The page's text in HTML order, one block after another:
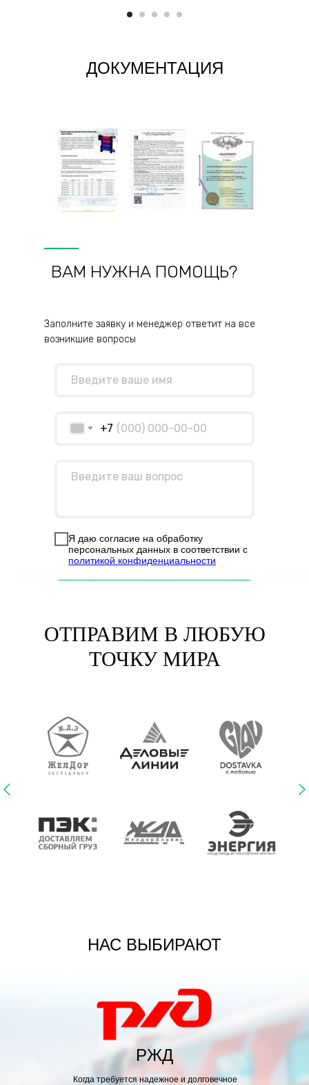
ДОКУМЕНТАЦИЯ
ВАМ НУЖНА ПОМОЩЬ?
+7
Я даю согласие на обработку
персональных данных в соответствии с
политикой конфиденциальности
Заполните заявку и менеджер ответит на все
возникшие вопросы
ОТПРАВИМ В ЛЮБУЮ
ТОЧКУ МИРА
НАС ВЫБИРАЮТ
процесс внедрения и модернизации системы
массового участия. Идейные соображения высшего
порядка, а также высокотехнологичная концепция
Когда требуется надежное и долговечное
РЖД
БЛАГОДАРСТВЕННОЕ